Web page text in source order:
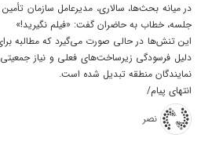
در میانه بحث‌ها، سالاری، مدیرعامل سازمان
جلسه، خطاب به حاضران گفت: «فیلم نگیرید!»
این تنش‌ها در حالی صورت می‌گیرد که مطالبه
دلیل فرسودگی زیرساخت‌های فعلی و نیاز
نمایندگان منطقه تبدیل شده است.
انتهای پیام/
نصر